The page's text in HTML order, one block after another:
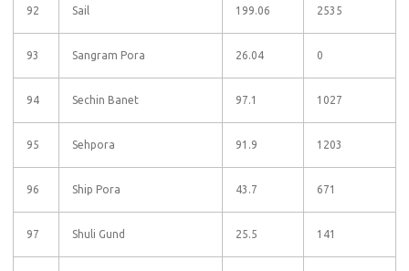
92 Sail 199.06 2535
93 Sangram Pora 26.04 0
94 Sechin Banet 97.1 1027
95 Sehpora 91.9 1203
96 Ship Pora 43.7 671
97 Shuli Gund 25.5 141